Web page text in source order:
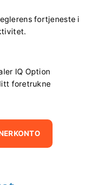
fortjeneste i
IQ Option
foretrukne